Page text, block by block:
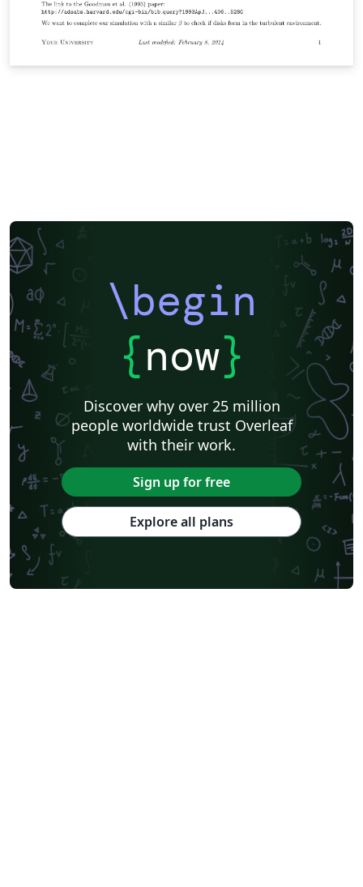
\begin
{now}
Discover why over 25 million
people worldwide trust Overleaf
with their work.
Sign up for free
Explore all plans